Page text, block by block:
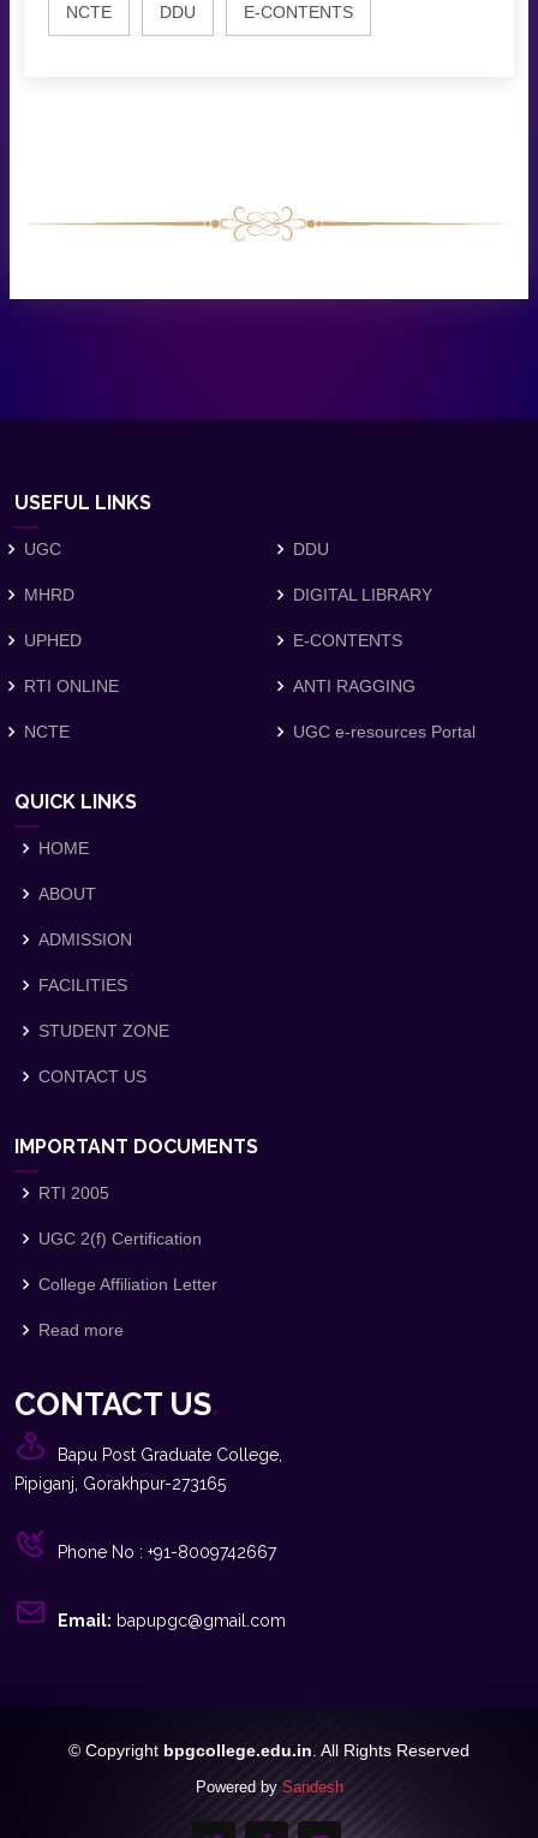
NCTE DDU E-CONTENTS
USEFUL LINKS
UGC
MHRD
UPHED
RTI ONLINE
NCTE
DDU
DIGITAL LIBRARY
E-CONTENTS
ANTI RAGGING
UGC e-resources Portal
QUICK LINKS
HOME
ABOUT
ADMISSION
FACILITIES
STUDENT ZONE
CONTACT US
IMPORTANT DOCUMENTS
RTI 2005
UGC 2(f) Certification
College Affiliation Letter
Read more
CONTACT US.
Bapu Post Graduate College,
Pipiganj, Gorakhpur-273165
Phone No : +91-8009742667
Email: bapupgc@gmail.com
© Copyright bpgcollege.edu.in. All Rights Reserved
Powered by Sandesh